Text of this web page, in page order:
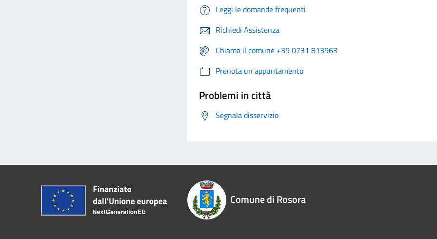
Leggi le domande frequenti
Richiedi Assistenza
Chiama il comune +39 0731 813963
Prenota un appuntamento
Problemi in città
Segnala disservizio
Comune di Rosora